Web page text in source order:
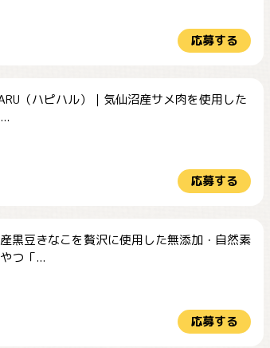
応募する
（ハピハル）｜気仙沼産サメ肉を使用した
応募する
黒豆きなこを贅沢に使用した無添加・自然素
つ「...
応募する